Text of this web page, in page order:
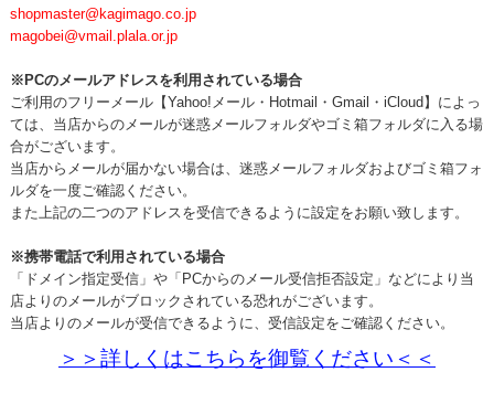
shopmaster@kagimago.co.jp
magobei@vmail.plala.or.jp
※PCのメールアドレスを利用されている場合
ご利用のフリーメール【Yahoo!メール・Hotmail・Gmail・iCloud】によっ
ては、当店からのメールが迷惑メールフォルダやゴミ箱フォルダに入る場
合がございます。
当店からメールが届かない場合は、迷惑メールフォルダおよびゴミ箱フォ
ルダを一度ご確認ください。
また上記の二つのアドレスを受信できるように設定をお願い致します。
※携帯電話で利用されている場合
「ドメイン指定受信」や「PCからのメール受信拒否設定」などにより当
店よりのメールがブロックされている恐れがございます。
当店よりのメールが受信できるように、受信設定をご確認ください。
＞＞詳しくはこちらを御覧ください＜＜